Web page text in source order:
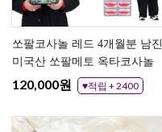
쏘팔코사놀 레드 4개월분 남진
미국산 쏘팔메토 옥타코사놀
120,000원 ♥적립 + 2400